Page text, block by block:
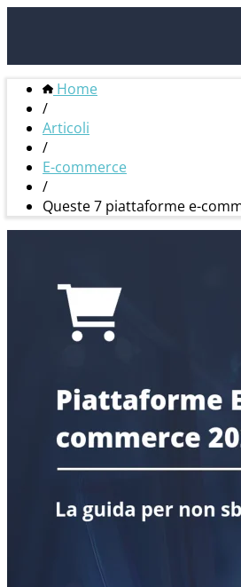
Home
/
Articoli
/
E-commerce
/
Queste 7 piattaforme e-